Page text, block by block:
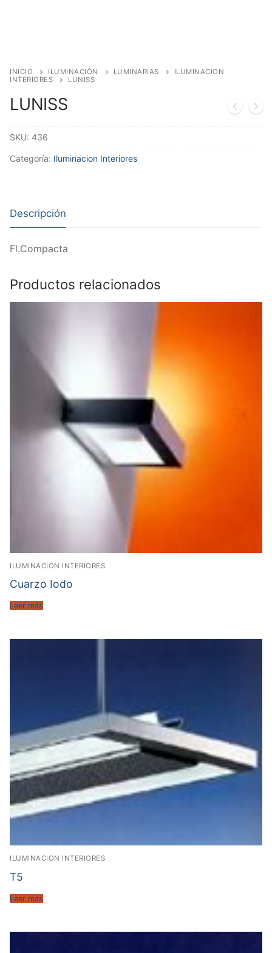
INICIO ILUMINACIÓN LUMINARIAS
ILUMINACION
INTERIORES
LUNISS
LUNISS
SKU: 436
Categoría: Iluminacion Interiores
Descripción
Fl.Compacta
Productos relacionados
ILUMINACION INTERIORES
Cuarzo Iodo
Leer más
ILUMINACION INTERIORES
T5
Leer más